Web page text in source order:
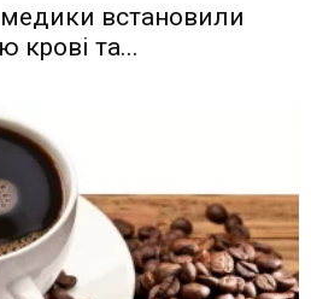
медики встановили
крові та...